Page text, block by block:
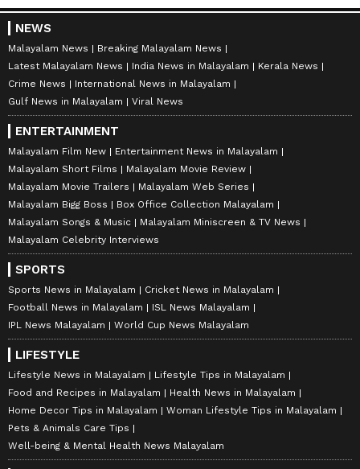
NEWS
Malayalam News
Breaking Malayalam News
Latest Malayalam News
India News in Malayalam
Kerala News
Crime News
International News in Malayalam
Gulf News in Malayalam
Viral News
ENTERTAINMENT
Malayalam Film New
Entertainment News in Malayalam
Malayalam Short Films
Malayalam Movie Review
Malayalam Movie Trailers
Malayalam Web Series
Malayalam Bigg Boss
Box Office Collection Malayalam
Malayalam Songs & Music
Malayalam Miniscreen & TV News
Malayalam Celebrity Interviews
SPORTS
Sports News in Malayalam
Cricket News in Malayalam
Football News in Malayalam
ISL News Malayalam
IPL News Malayalam
World Cup News Malayalam
LIFESTYLE
Lifestyle News in Malayalam
Lifestyle Tips in Malayalam
Food and Recipes in Malayalam
Health News in Malayalam
Home Decor Tips in Malayalam
Woman Lifestyle Tips in Malayalam
Pets & Animals Care Tips
Well-being & Mental Health News Malayalam